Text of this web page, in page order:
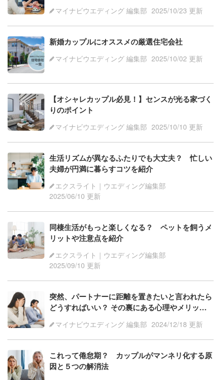
マイナビウエディング 編集部 2025/10/23 更新
新婚カップルにオススメの厳選住宅会社
マイナビウエディング 編集部 2025/10/02 更新
【オシャレカップル必見！】センスが光る家づく
りのポイント
マイナビウエディング 編集部 2025/10/10 更新
生活リズムが異なるふたりでも大丈夫？ 忙しい
夫婦が円満に暮らすコツを紹介
エクスライト｜ウエディング編集部
2025/06/10 更新
同棲生活がもっと楽しくなる？ ペットを飼うメ
リットや注意点を紹介
エクスライト｜ウエディング編集部
2025/09/10 更新
突然、パートナーに距離を置きたいと言われたら
どうすればいい？ その裏にある心理やメリット
マイナビウエディング 編集部 2024/12/18 更新
これって倦怠期？ カップルがマンネリ化する原
因と５つの解消法